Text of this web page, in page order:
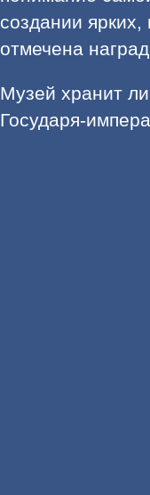
создании
отмечена
Музей хранит
Государя-